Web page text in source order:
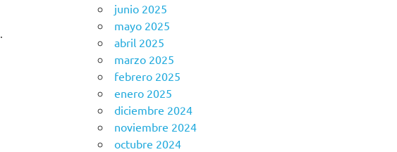
junio 2025
mayo 2025
abril 2025
marzo 2025
febrero 2025
enero 2025
diciembre 2024
noviembre 2024
octubre 2024